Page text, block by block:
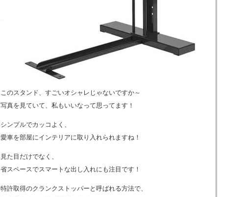
このスタンド、すごいオシャレじゃないですか～
写真を見ていて、私もいいなって思ってます！
シンプルでカッコよく、
愛車を部屋にインテリアに取り入れられますね！
見た目だけでなく、
省スペースでスマートな出し入れにも注目です！
特許取得のクランクストッパーと呼ばれる方法で、